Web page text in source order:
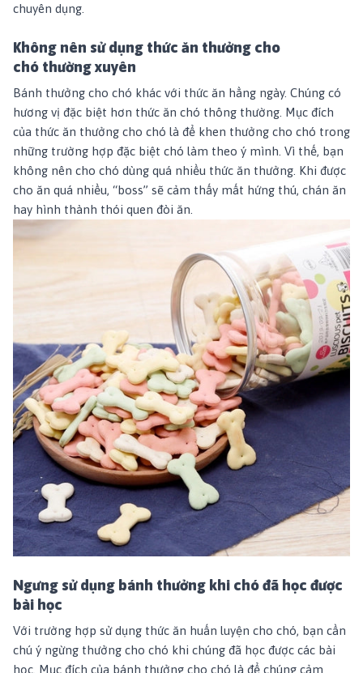
chuyên dụng.
Không nên sử dụng thức ăn thưởng cho
chó thường xuyên
Bánh thưởng cho chó khác với thức ăn hằng ngày. Chúng có
hương vị đặc biệt hơn thức ăn chó thông thường. Mục đích
của thức ăn thưởng cho chó là để khen thưởng cho chó trong
những trường hợp đặc biệt chó làm theo ý mình. Vì thế, bạn
không nên cho chó dùng quá nhiều thức ăn thưởng. Khi được
cho ăn quá nhiều, “boss” sẽ cảm thấy mất hứng thú, chán ăn
hay hình thành thói quen đòi ăn.
Ngưng sử dụng bánh thưởng khi chó đã học được
bài học
Với trường hợp sử dụng thức ăn huấn luyện cho chó, bạn cần
chú ý ngừng thưởng cho chó khi chúng đã học được các bài
học. Mục đích của bánh thưởng cho chó là để chúng cảm